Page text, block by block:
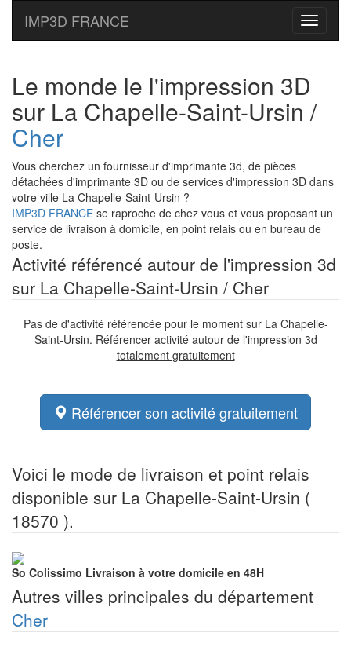
Toggle
IMP3D FRANCE
Le monde le l'impression 3D
sur La Chapelle-Saint-Ursin /
Cher
Vous cherchez un fournisseur d'imprimante 3d, de pièces
détachées d'imprimante 3D ou de services d'impression 3D dans
votre ville La Chapelle-Saint-Ursin ?
IMP3D FRANCE se raproche de chez vous et vous proposant un
service de livraison à domicile, en point relais ou en bureau de
poste.
Activité référencé autour de l'impression 3d
sur La Chapelle-Saint-Ursin / Cher
Pas de d'activité référencée pour le moment sur La Chapelle-
Saint-Ursin. Référencer activité autour de l'impression 3d
totalement gratuitement
Référencer son activité gratuitement
Voici le mode de livraison et point relais
disponible sur La Chapelle-Saint-Ursin (
18570 ).
So Colissimo Livraison à votre domicile en 48H
Autres villes principales du département
Cher